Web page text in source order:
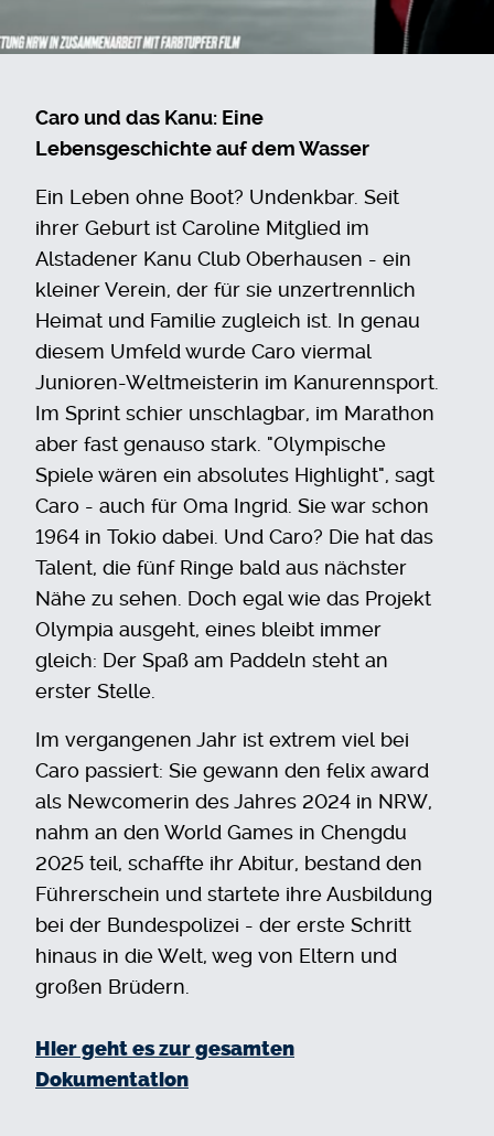
Caro und das Kanu: Eine
Lebensgeschichte auf dem Wasser
Ein Leben ohne Boot? Undenkbar. Seit
ihrer Geburt ist Caroline Mitglied im
Alstadener Kanu Club Oberhausen - ein
kleiner Verein, der für sie unzertrennlich
Heimat und Familie zugleich ist. In genau
diesem Umfeld wurde Caro viermal
Junioren-Weltmeisterin im Kanurennsport.
Im Sprint schier unschlagbar, im Marathon
aber fast genauso stark. "Olympische
Spiele wären ein absolutes Highlight", sagt
Caro - auch für Oma Ingrid. Sie war schon
1964 in Tokio dabei. Und Caro? Die hat das
Talent, die fünf Ringe bald aus nächster
Nähe zu sehen. Doch egal wie das Projekt
Olympia ausgeht, eines bleibt immer
gleich: Der Spaß am Paddeln steht an
erster Stelle.
Im vergangenen Jahr ist extrem viel bei
Caro passiert: Sie gewann den felix award
als Newcomerin des Jahres 2024 in NRW,
nahm an den World Games in Chengdu
2025 teil, schaffte ihr Abitur, bestand den
Führerschein und startete ihre Ausbildung
bei der Bundespolizei - der erste Schritt
hinaus in die Welt, weg von Eltern und
großen Brüdern.
Hier geht es zur gesamten
Dokumentation